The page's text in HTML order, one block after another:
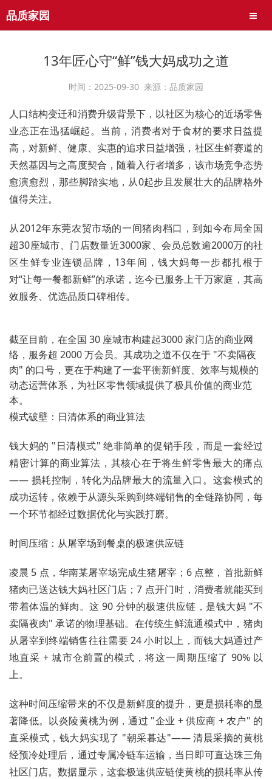
品质家园 导航
13年匠心守“鲜”钱大妈成功之道
时间：2025-09-30 来源：品质家园
人口结构变迁和消费升级背景下，以社区为核心的近场零售
业态正在迅猛崛起。当前，消费者对于食材的要求日益提
高，对新鲜、健康、实惠的追求日益增强，社区生鲜赛道的
天然基因与之高度契合，随着入行者增多，该市场竞争态势
愈演愈烈，那些脚踏实地，从0起步且发展壮大的品牌格外
值得关注。
从2012年东莞农贸市场的一间猪肉档口，到如今布局全国
超30座城市、门店数量近3000家、会员总数逾2000万的社
区生鲜专业连锁品牌，13年间，钱大妈每一步都扎根于
对“让每一餐都新鲜”的承诺，迄今已服务上千万家庭，其高
效服务、优选品质口碑相传。
截至目前，在全国 30 座城市构建起3000 家门店的商业网
络，服务超 2000 万会员。其成功之道不仅在于 "不卖隔夜
肉" 的口号，更在于构建了一套平衡新鲜度、效率与规模的
动态运营体系，为社区零售领域提供了极具价值的商业范
本。
模式破壁：日清体系的商业算法
钱大妈的 "日清模式" 绝非简单的促销手段，而是一套经过
精密计算的商业算法，其核心在于将生鲜零售最大的痛点
—— 损耗控制，转化为品牌最大的流量入口。这套模式的
成功运转，依赖于从源头采购到终端销售的全链路协同，每
一个环节都经过数据优化与实践打磨。
时间压缩：从屠宰场到餐桌的极速供应链
凌晨 5 点，华南某屠宰场完成生猪屠宰；6 点整，首批新鲜
猪肉已送达钱大妈社区门店；7 点开门时，消费者就能买到
带着体温的鲜肉。这 90 分钟的极速供应链，是钱大妈 "不
卖隔夜肉" 承诺的物理基础。在传统生鲜流通模式中，猪肉
从屠宰到终端销售往往需要 24 小时以上，而钱大妈通过产
地直采 + 城市仓前置的模式，将这一周期压缩了 90% 以
上。
这种时间压缩带来的不仅是新鲜度的提升，更是损耗率的显
著降低。以炎陵黄桃为例，通过 "企业 + 供应商 + 农户" 的
直采模式，钱大妈实现了 "朝采暮达"—— 清晨采摘的黄桃
经预冷处理后，通过专属冷链车运输，当日即可直达珠三角
社区门店。数据显示，这套极速供应链使黄桃的损耗率从传